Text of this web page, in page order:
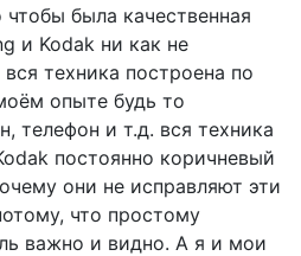
была качественная
и Kodak ни как не
техника построена по
опыте будь то
телефон и т.д. вся техника
постоянно коричневый
они не исправляют эти
что простому
важно и видно. А я и мои